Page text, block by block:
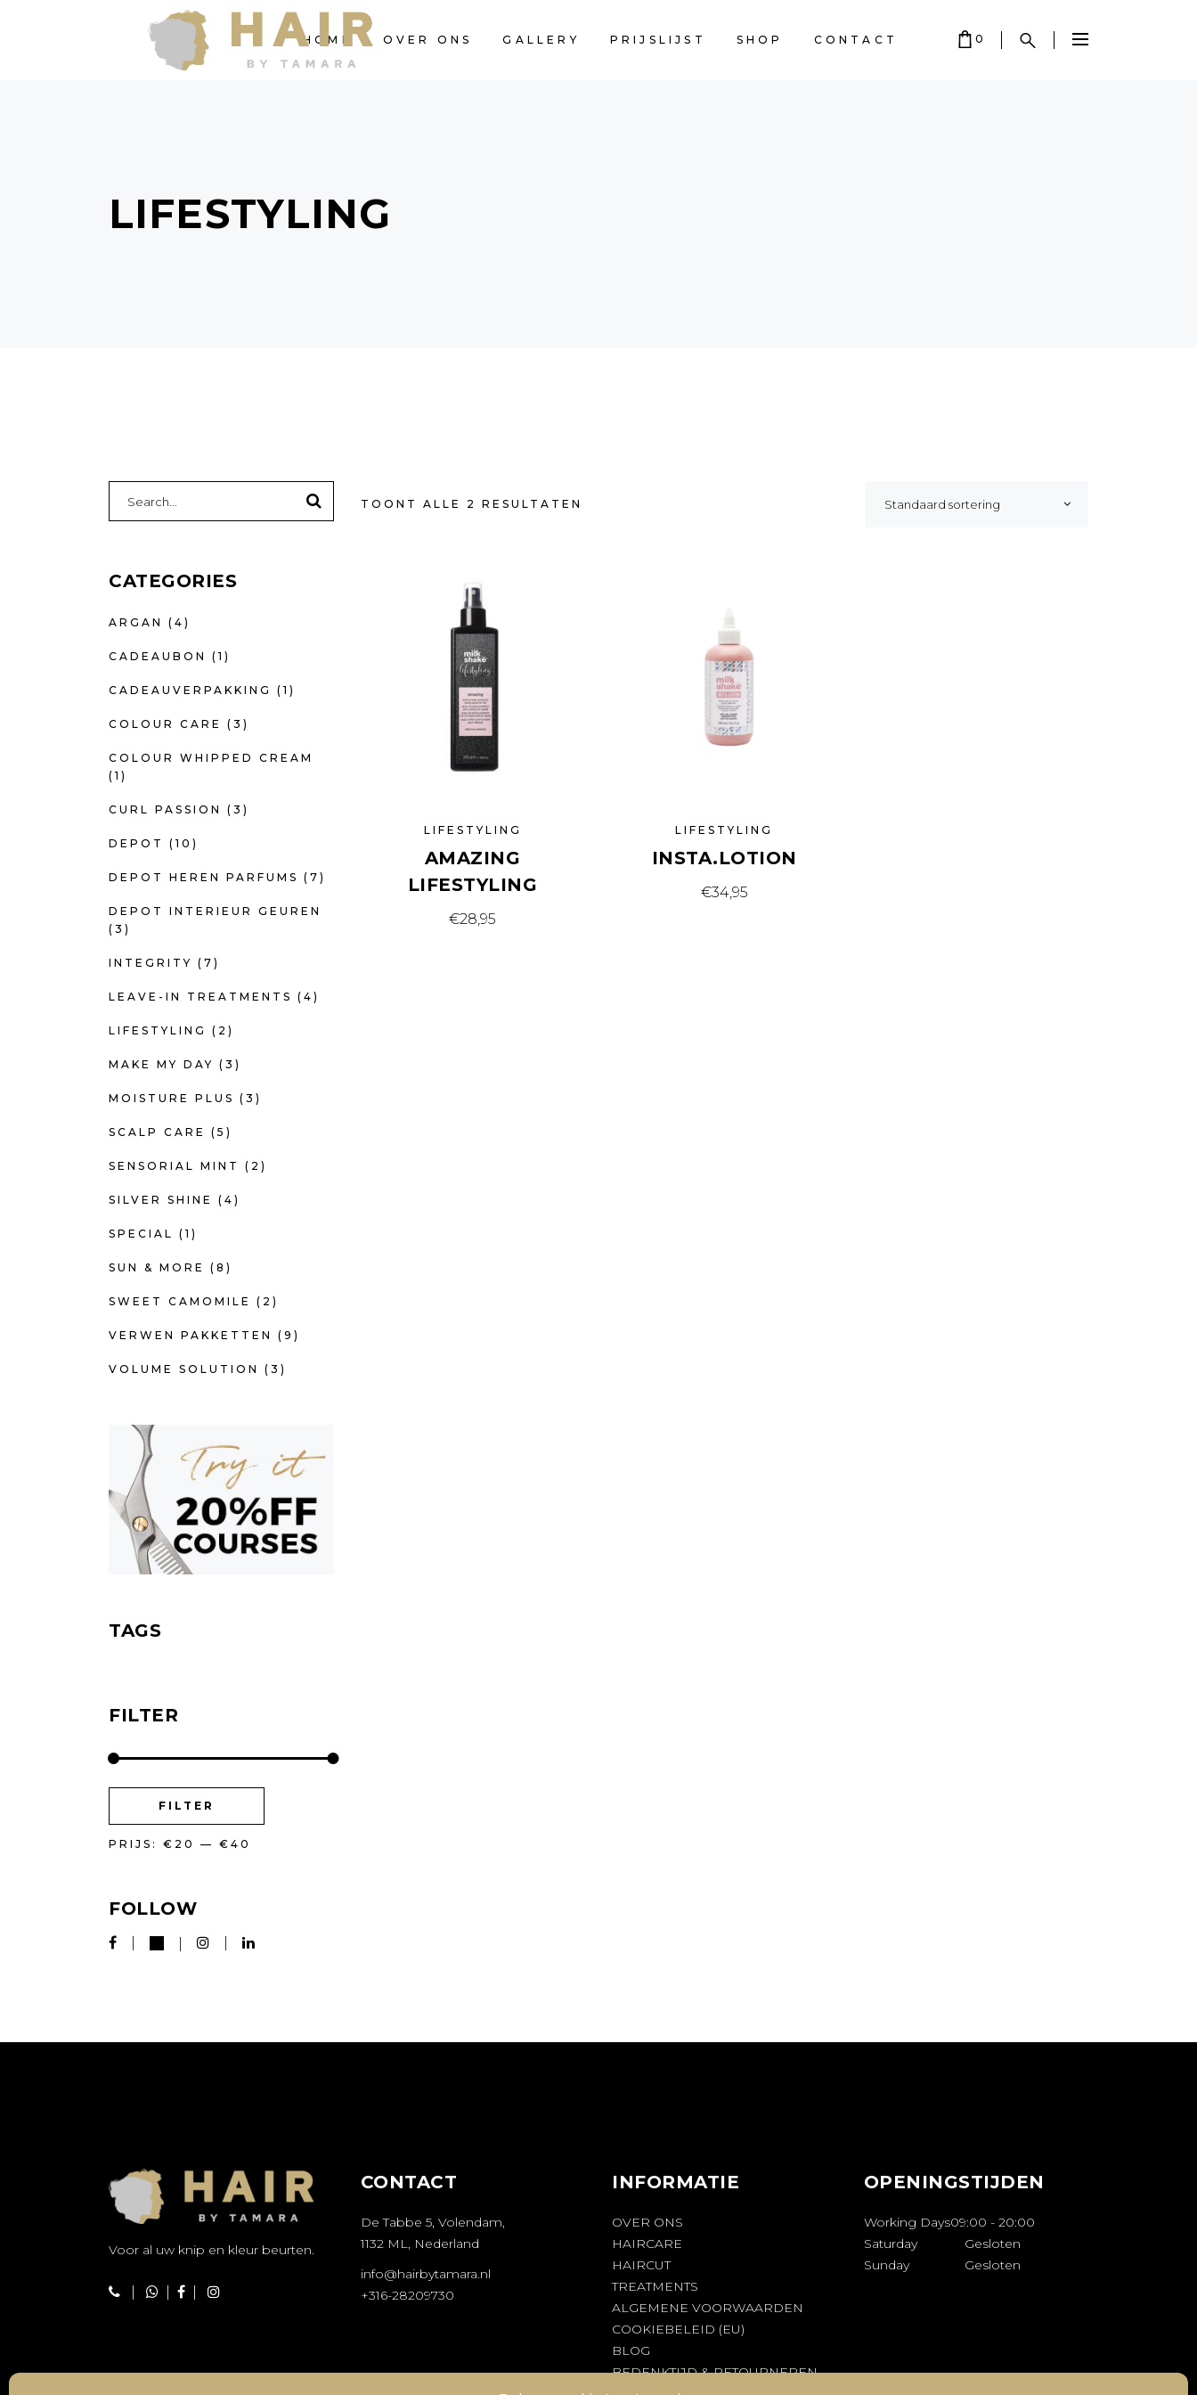
HOME OVER ONS GALLERY PRIJSLIJST SHOP CONTACT 0
LIFESTYLING
TOONT ALLE 2 RESULTATEN Standaard sortering
LIFESTYLING
AMAZING
LIFESTYLING
€28,95
LIFESTYLING
INSTA.LOTION
€34,95
FOR:
CATEGORIES
ARGAN (4)
CADEAUBON (1)
CADEAUVERPAKKING (1)
COLOUR CARE (3)
COLOUR WHIPPED CREAM
(1)
CURL PASSION (3)
DEPOT (10)
DEPOT HEREN PARFUMS (7)
DEPOT INTERIEUR GEUREN
(3)
INTEGRITY (7)
LEAVE-IN TREATMENTS (4)
LIFESTYLING (2)
MAKE MY DAY (3)
MOISTURE PLUS (3)
SCALP CARE (5)
SENSORIAL MINT (2)
SILVER SHINE (4)
SPECIAL (1)
SUN & MORE (8)
SWEET CAMOMILE (2)
VERWEN PAKKETTEN (9)
VOLUME SOLUTION (3)
TAGS
FILTER
FILTER
PRIJS: €20 — €40
FOLLOW
Voor al uw knip en kleur beurten.
CONTACT
De Tabbe 5, Volendam,
1132 ML, Nederland
info@hairbytamara.nl
+316-28209730
INFORMATIE
OVER ONS
HAIRCARE
HAIRCUT
TREATMENTS
ALGEMENE VOORWAARDEN
COOKIEBELEID (EU)
BLOG
BEDENKTIJD & RETOURNEREN
OPENINGSTIJDEN
Working Days09:00 - 20:00
Saturday
Gesloten
Sunday
Gesloten